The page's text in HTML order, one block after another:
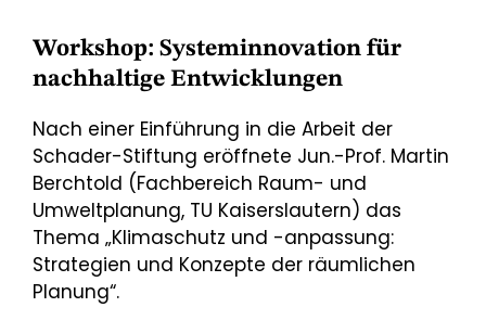
Workshop: Systeminnovation für
nachhaltige Entwicklungen
Nach einer Einführung in die Arbeit der
Schader-Stiftung eröffnete Jun.-Prof. Martin
Berchtold (Fachbereich Raum- und
Umweltplanung, TU Kaiserslautern) das
Thema „Klimaschutz und -anpassung:
Strategien und Konzepte der räumlichen
Planung“.